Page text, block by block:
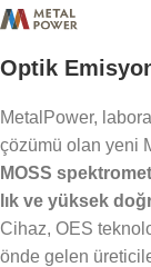
Optik
MetalPower,
çözümü olan yeni
MOSS
lık ve yüksek
Cihaz, OES
önde gelen